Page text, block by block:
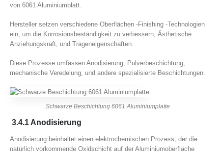
von 6061 Aluminiumblatt.
Hersteller setzen verschiedene Oberflächen -Finishing -Technologien
ein, um die Korrosionsbeständigkeit zu verbessern, Ästhetische
Anziehungskraft, und Trageneigenschaften.
Diese Prozesse umfassen Anodisierung, Pulverbeschichtung,
mechanische Veredelung, und andere spezialisierte Beschichtungen.
Schwarze Beschichtung 6061 Aluminiumplatte
3.4.1 Anodisierung
Anodisierung beinhaltet einen elektrochemischen Prozess, der die
natürlich vorkommende Oxidschicht auf der Aluminiumoberfläche